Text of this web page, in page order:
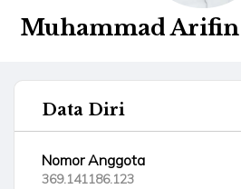
Muhammad
Data Diri
Nomor Anggota
369.141186.123